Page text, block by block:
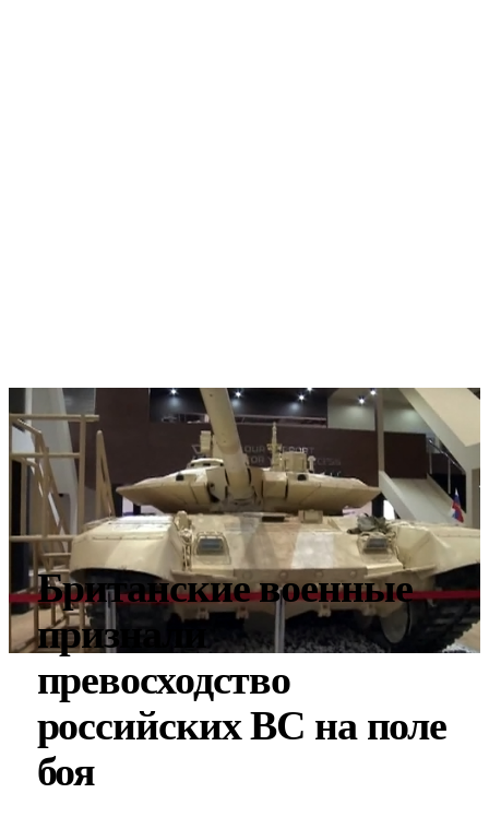
Британские военные
признали
превосходство
российских ВС на поле
боя